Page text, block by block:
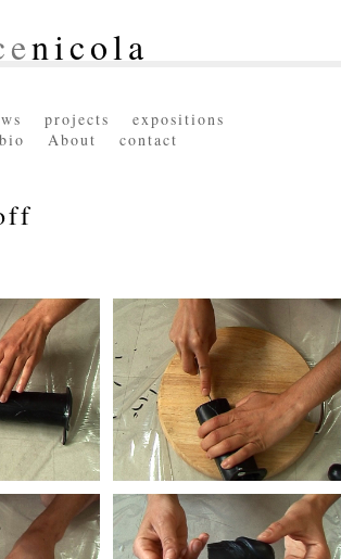
nicola
projects
expositions
bio About contact